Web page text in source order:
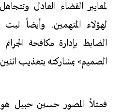
لمعايير القضاء العادل
لهؤلاء المتهمين. وأيضاً
الضابط بإدارة مكافحة الجرائم
الصميم» بمشاركته بتعذيب
فمثلاً المصور حسين حبيل